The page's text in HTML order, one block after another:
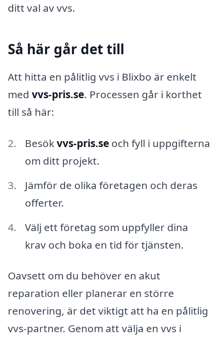
ditt val av vvs.
Så här går det till
Att hitta en pålitlig vvs i Blixbo är enkelt
med vvs-pris.se. Processen går i korthet
till så här:
Besökvvs-pris.seoch fyll i uppgifterna
om ditt projekt.
Jämför de olika företagen och deras
offerter.
Välj ett företag som uppfyller dina
krav och boka en tid för tjänsten.
Oavsett om du behöver en akut
reparation eller planerar en större
renovering, är det viktigt att ha en pålitlig
vvs-partner. Genom att välja en vvs i